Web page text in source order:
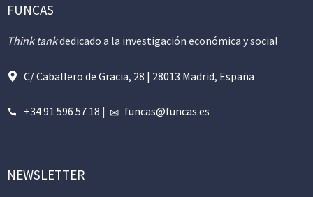
FUNCAS
Think tankdedicado a la investigación económica y social
C/ Caballero de Gracia, 28 | 28013 Madrid, España
+34 91 596 57 18 | funcas@funcas.es
NEWSLETTER